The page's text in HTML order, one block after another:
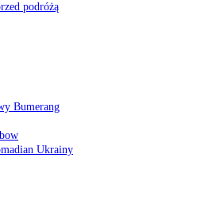
podróżą
Bumerang
Ukrainy